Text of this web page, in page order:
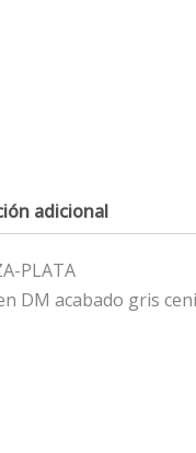
adicional
PLATA
DM acabado gris